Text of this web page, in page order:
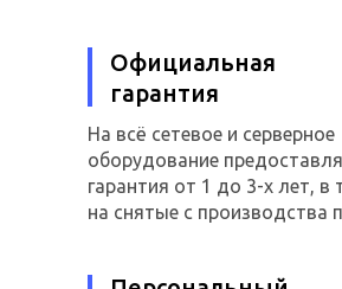
Официальная
гарантия
На всё сетевое и серверное
оборудование
гарантия от 1 до 3-х лет, в
на снятые с производства